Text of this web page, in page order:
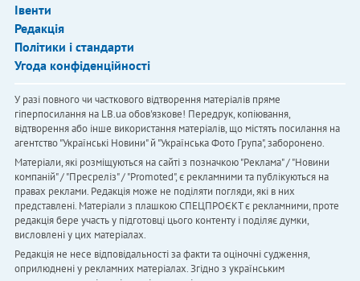
Івенти
Редакція
Політики і стандарти
Угода конфіденційності
У разі повного чи часткового відтворення матеріалів пряме
гіперпосилання на LB.ua обов'язкове! Передрук, копіювання,
відтворення або інше використання матеріалів, що містять посилання на
агентство "Українськi Новини" й "Українська Фото Група", заборонено.
Матеріали, які розміщуються на сайті з позначкою "Реклама" / "Новини
компаній" / "Пресреліз" / "Promoted", є рекламними та публікуються на
правах реклами. Редакція може не поділяти погляди, які в них
представлені. Матеріали з плашкою СПЕЦПРОЄКТ є рекламними, проте
редакція бере участь у підготовці цього контенту і поділяє думки,
висловлені у цих матеріалах.
Редакція не несе відповідальності за факти та оціночні судження,
оприлюднені у рекламних матеріалах. Згідно з українським